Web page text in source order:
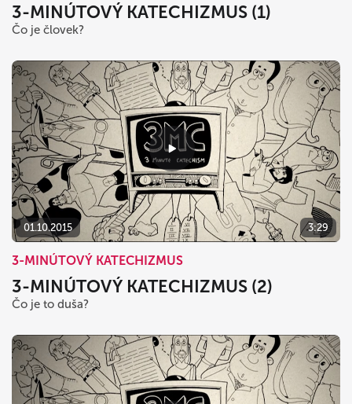
3-MINÚTOVÝ KATECHIZMUS (1)
Čo je človek?
01.10.2015 3:29
3-MINÚTOVÝ KATECHIZMUS
3-MINÚTOVÝ KATECHIZMUS (2)
Čo je to duša?